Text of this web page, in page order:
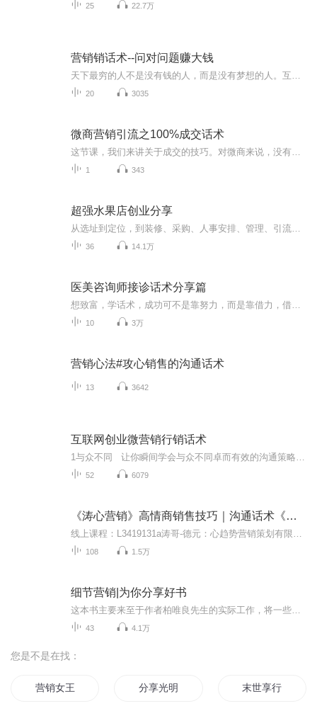
25 22.7万
营销销话术--问对问题赚大钱
20 3035
微商营销引流之100%成交话术
1 343
超强水果店创业分享
36 14.1万
医美咨询师接诊话术分享篇
10 3万
营销心法#攻心销售的沟通话术
13 3642
互联网创业微营销行销话术
52 6079
《涛心营销》高情商销售技巧｜沟通话术《德元营销》
108 1.5万
细节营销|为你分享好书
43 4.1万
您是不是在找：
营销女王 分享光明 末世享行